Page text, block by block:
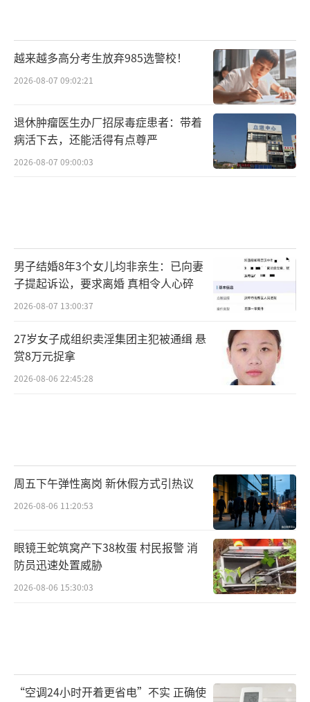
越来越多高分考生放弃985选警校！
2026-08-07 09:02:21
退休肿瘤医生办厂招尿毒症患者：带着
病活下去，还能活得有点尊严
2026-08-07 09:00:03
男子结婚8年3个女儿均非亲生：已向妻
子提起诉讼，要求离婚 真相令人心碎
2026-08-07 13:00:37
27岁女子成组织卖淫集团主犯被通缉 悬
赏8万元捉拿
2026-08-06 22:45:28
周五下午弹性离岗 新休假方式引热议
2026-08-06 11:20:53
眼镜王蛇筑窝产下38枚蛋 村民报警 消
防员迅速处置威胁
2026-08-06 15:30:03
“空调24小时开着更省电”不实 正确使